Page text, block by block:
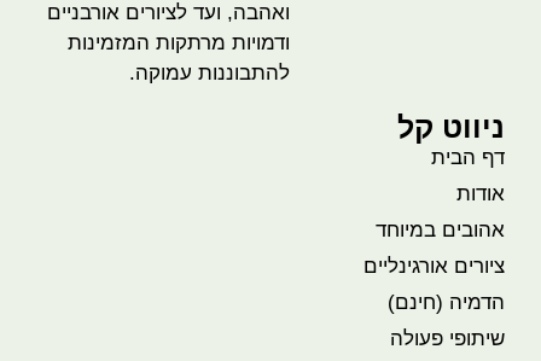
ואהבה, ועד לציורים אורבניים
ודמויות מרתקות המזמינות
להתבוננות עמוקה.
ניווט קל
דף הבית
אודות
אהובים במיוחד
ציורים אורגינליים
הדמיה (חינם)
שיתופי פעולה